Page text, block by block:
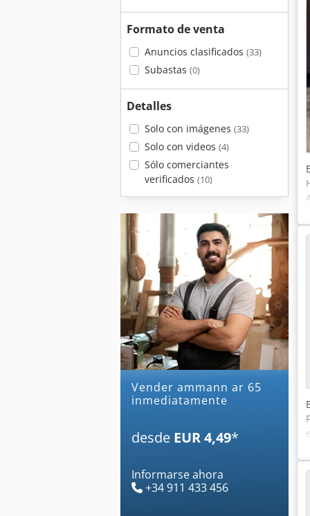
Formato de venta
Anuncios clasificados (33)
Subastas (0)
Detalles
Solo con imágenes (33)
Solo con videos (4)
Sólo comerciantes
verificados (10)
Vender ammann ar 65
inmediatamente
desde EUR 4,49*
Informarse ahora
+34 911 433 456